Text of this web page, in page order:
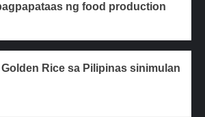
ng food production
Rice sa Pilipinas sinimulan